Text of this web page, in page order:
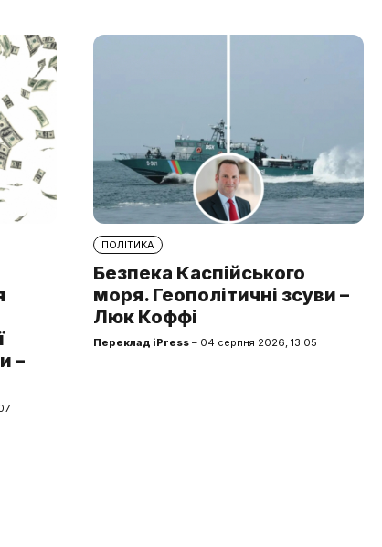
–
ПОЛІТИКА
Безпека Каспійського
моря. Геополітичні зсуви –
Люк Коффі
Переклад iPress – 04 серпня 2026, 13:05